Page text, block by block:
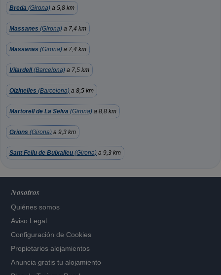
Breda (Girona) a 5,8 km
Massanes (Girona) a 7,4 km
Massanas (Girona) a 7,4 km
Vilardell(Barcelona) a 7,5 km
Olzinelles (Barcelona) a 8,5 km
Martorell de La Selva (Girona) a 8,8 km
Grions (Girona) a 9,3 km
Sant Feliu de Buixalleu (Girona) a 9,3 km
Nosotros
Quiénes somos
Aviso Legal
Configuración de Cookies
Propietarios alojamientos
Anuncia gratis tu alojamiento